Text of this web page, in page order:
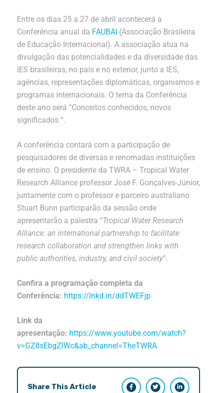
Entre os dias 25 a 27 de abril acontecerá a
Conferência anual da FAUBAI (Associação Brasileira
de Educação Internacional). A associação atua na
divulgação das potencialidades e da diversidade das
IES brasileiras, no país e no exterior, junto a IES,
agências, representações diplomáticas, organismos e
programas internacionais. O tema da Conferência
deste ano será “Conceitos conhecidos, novos
significados “.
A conferência contará com a participação de
pesquisadores de diversas e renomadas instituições
de ensino. O presidente da TWRA – Tropical Water
Research Alliance professor José F. Gonçalves-Júnior,
juntamente com o professor e parceiro australiano
Stuart Bunn participarão da sessão onde
apresentarão a palestra “Tropical Water Research
Alliance: an international partnership to facilitate
research collaboration and strengthen links with
public authorities, industry, and civil society”.
Confira a programação completa da
Conferência: https://lnkd.in/ddTWEFjp
Link da
apresentação: https://www.youtube.com/watch?
v=GZ8sEbgZlWc&ab_channel=TheTWRA
Share This Article